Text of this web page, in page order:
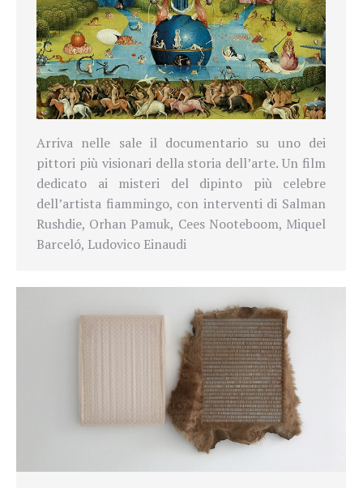
Arriva nelle sale il documentario su uno dei
pittori più visionari della storia dell’arte. Un film
dedicato ai misteri del dipinto più celebre
dell’artista fiammingo, con interventi di Salman
Rushdie, Orhan Pamuk, Cees Nooteboom, Miquel
Barceló, Ludovico Einaudi